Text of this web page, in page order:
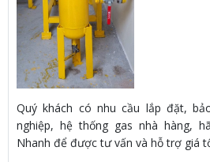
Quý khách có nhu cầu lắp đặt,
nghiệp, hệ thống gas nhà hàng,
Nhanh để được tư vấn và hỗ trợ giá